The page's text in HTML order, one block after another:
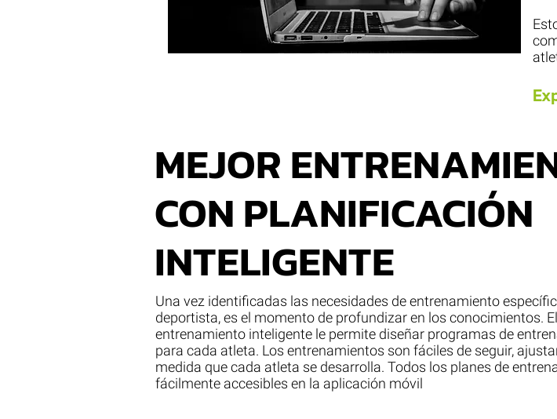
MEJOR
CON PLANIFICACIÓN
INTELIGENTE
Una vez identificadas las necesidades de entrenamiento
deportista, es el momento de profundizar en los conocimientos.
entrenamiento inteligente le permite diseñar programas de
para cada atleta. Los entrenamientos son fáciles de seguir,
medida que cada atleta se desarrolla. Todos los planes de
fácilmente accesibles en la aplicación móvil